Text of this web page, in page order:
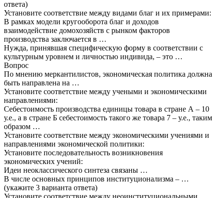
ответа)
Установите соответствие между видами благ и их примерами:
В рамках модели кругооборота благ и доходов
взаимодействие домохозяйств с рынком факторов
производства заключается в …
Нужда, принявшая специфическую форму в соответствии с
культурным уровнем и личностью индивида, – это …
Вопрос
По мнению меркантилистов, экономическая политика должна
быть направлена на …
Установите соответствие между учеными и экономическими
направлениями:
Себестоимость производства единицы товара в стране А – 10
у.е., а в стране Б себестоимость такого же товара 7 – у.е., таким
образом …
Установите соответствие между экономическими учениями и
направлениями экономической политики:
Установите последовательность возникновения
экономических учений:
Идеи неоклассического синтеза связаны …
В числе основных принципов институционализма – …
(укажите 3 варианта ответа)